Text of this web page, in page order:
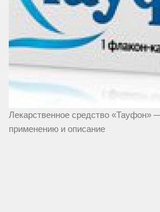
Лекарственное средство «Тауфон»
применению и описание